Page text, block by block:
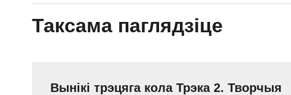
Таксама паглядзіце
Вынікі трэцяга кола Трэка 2. Творчыя